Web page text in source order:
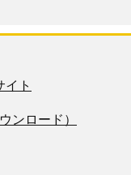
イト
ンロード）